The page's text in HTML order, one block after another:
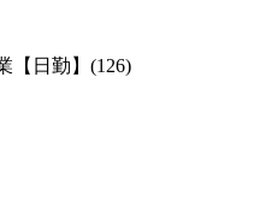
【日勤】(126)